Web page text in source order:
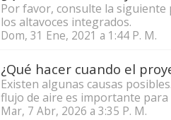
Por favor, consulte la
los altavoces integrados.
Dom, 31 Ene, 2021 a 1:44 P. M.
¿Qué hacer cuando el
Existen algunas causas
flujo de aire es importante
Mar, 7 Abr, 2026 a 3:35 P. M.